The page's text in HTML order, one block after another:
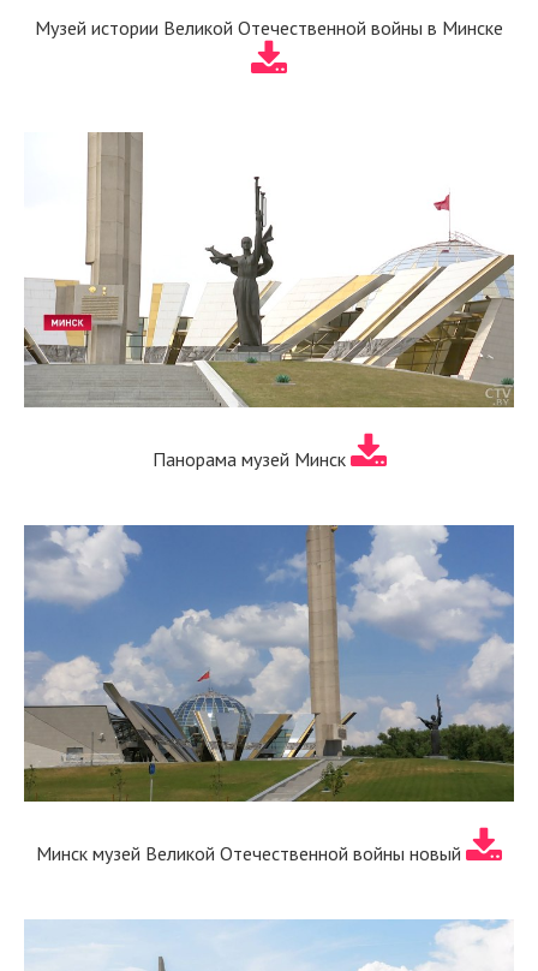
Музей истории Великой Отечественной войны в Минске
Панорама музей Минск
Минск музей Великой Отечественной войны новый